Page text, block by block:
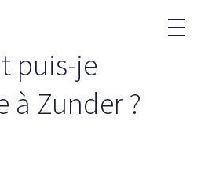
puis-je
à Zunder ?